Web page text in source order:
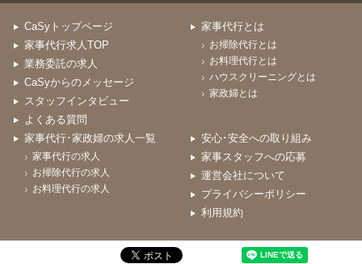
CaSyトップページ
家事代行求人TOP
業務委託の求人
CaSyからのメッセージ
スタッフインタビュー
よくある質問
家事代行とは
お掃除代行とは
お料理代行とは
ハウスクリーニングとは
家政婦とは
家事代行･家政婦の求人一覧
家事代行の求人
お掃除代行の求人
お料理代行の求人
安心･安全への取り組み
家事スタッフへの応募
運営会社について
プライバシーポリシー
利用規約